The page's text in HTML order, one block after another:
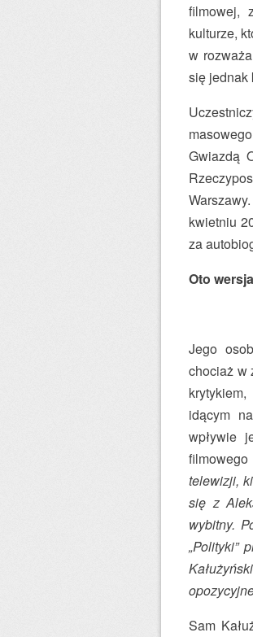
filmowej,
kulturze,
w
się jednak
Gwiazdą
kwietniu
za
Oto
Jego
chociaż w
idącym
wpływie
telewizji,
się z
wybitny.
„Polityki”
Sam